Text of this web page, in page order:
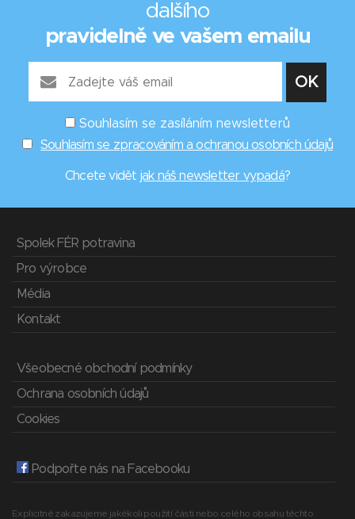
dalšího
pravidelně ve vašem emailu
Souhlasím se zasíláním newsletterů
Souhlasím se zpracováním a ochranou osobních údajů
Chcete vidět jak náš newsletter vypadá?
Spolek FÉR potravina
Pro výrobce
Média
Kontakt
Všeobecné obchodní podmínky
Ochrana osobních údajů
Cookies
Podpořte nás na Facebooku
Explicitně zakazujeme jakékoli použití části nebo celého obsahu těchto